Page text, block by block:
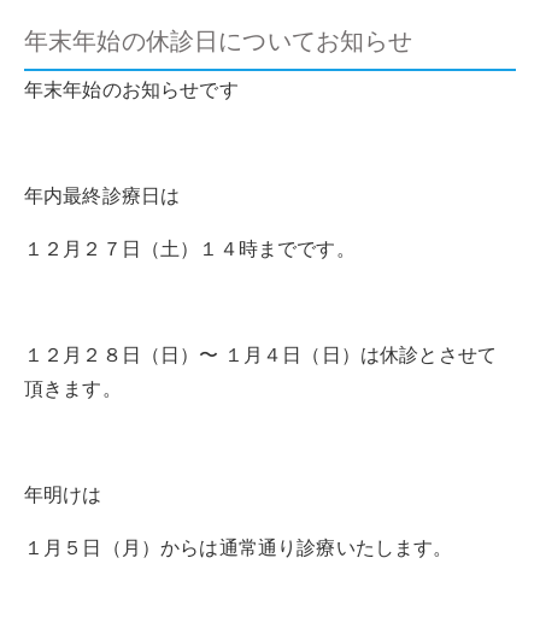
年末年始の休診日についてお知らせ
年末年始のお知らせです
年内最終診療日は
１２月２７日（土）１４時までです。
１２月２８日（日）〜 １月４日（日）は休診とさせて
頂きます。
年明けは
１月５日（月）からは通常通り診療いたします。